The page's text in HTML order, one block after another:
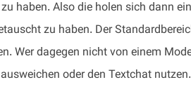
haben. Also die holen sich dann
zu haben. Der
Wer dagegen nicht von einem
oder den Textchat nutzen.